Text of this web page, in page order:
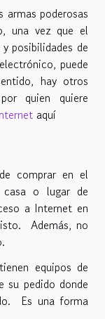
poderosas
una vez que el
posibilidades de
puede
hay otros
quien quiere
aquí
comprar en el
o lugar de
a Internet en
Además, no
equipos de
su pedido donde
Es una forma